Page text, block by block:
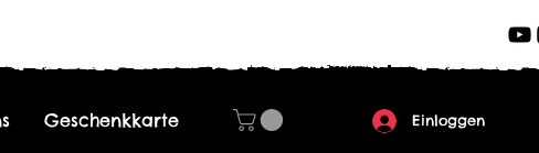
Geschenkkarte Einloggen